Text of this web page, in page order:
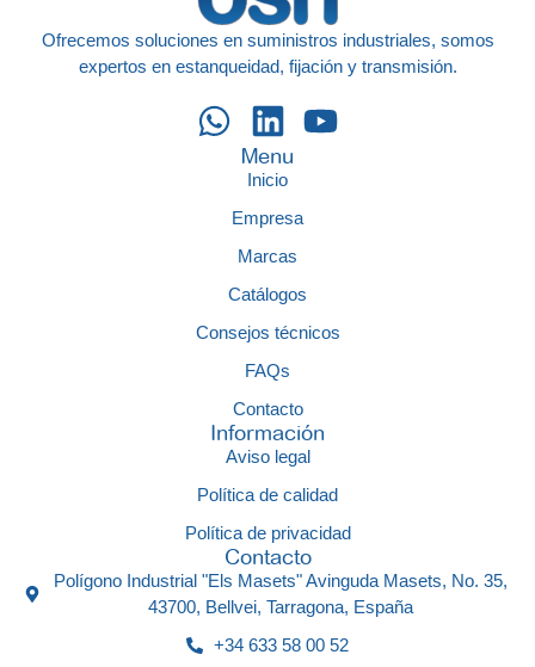
Ofrecemos soluciones en suministros industriales, somos
expertos en estanqueidad, fijación y transmisión.
Menu
Inicio
Empresa
Marcas
Catálogos
Consejos técnicos
FAQs
Contacto
Información
Aviso legal
Política de calidad
Política de privacidad
Contacto
Polígono Industrial "Els Masets" Avinguda Masets, No. 35,
43700, Bellvei, Tarragona, España
+34 633 58 00 52